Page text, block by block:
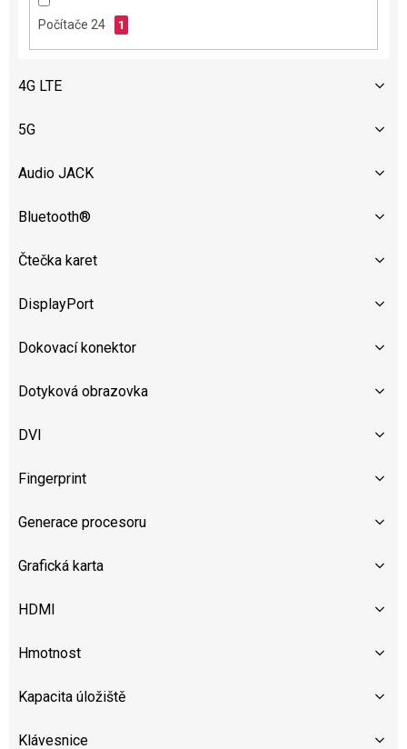
Počítače 24 1
4G LTE
5G
Audio JACK
Bluetooth®
Čtečka karet
DisplayPort
Dokovací konektor
Dotyková obrazovka
DVI
Fingerprint
Generace procesoru
Grafická karta
HDMI
Hmotnost
Kapacita úložiště
Klávesnice